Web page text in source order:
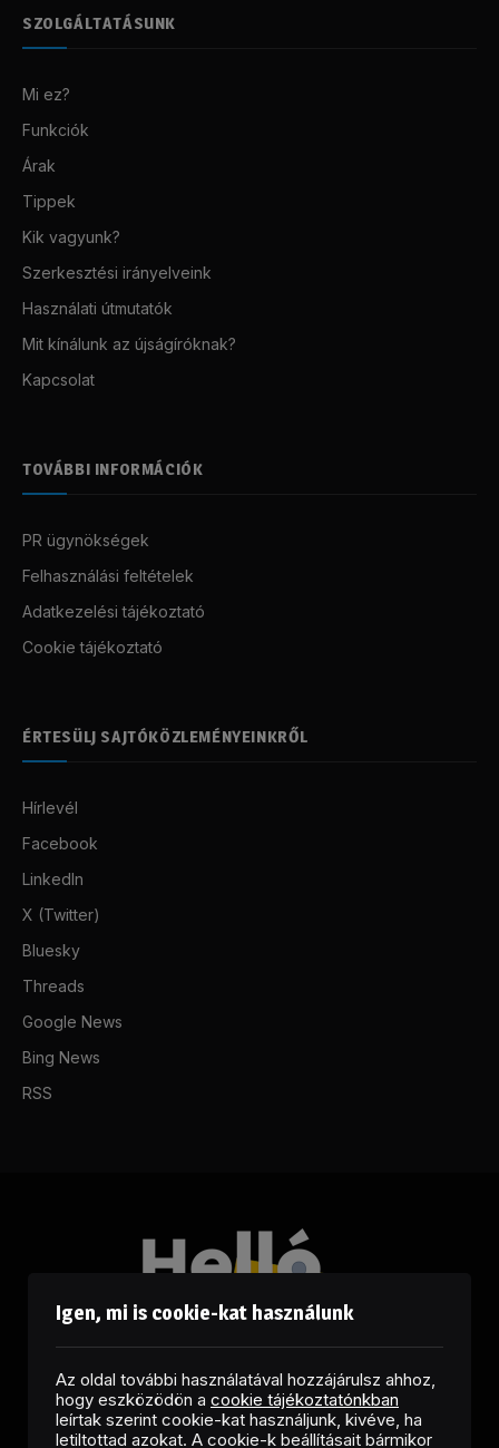
SZOLGÁLTATÁSUNK
Mi ez?
Funkciók
Árak
Tippek
Kik vagyunk?
Szerkesztési irányelveink
Használati útmutatók
Mit kínálunk az újságíróknak?
Kapcsolat
TOVÁBBI INFORMÁCIÓK
PR ügynökségek
Felhasználási feltételek
Adatkezelési tájékoztató
Cookie tájékoztató
ÉRTESÜLJ SAJTÓKÖZLEMÉNYEINKRŐL
Hírlevél
Facebook
LinkedIn
X (Twitter)
Bluesky
Threads
Google News
Bing News
RSS
Igen, mi is cookie-kat használunk
Az oldal további használatával hozzájárulsz ahhoz,
hogy eszközödön a cookie tájékoztatónkban
leírtak szerint cookie-kat használjunk, kivéve, ha
letiltottad azokat. A cookie-k beállításait bármikor